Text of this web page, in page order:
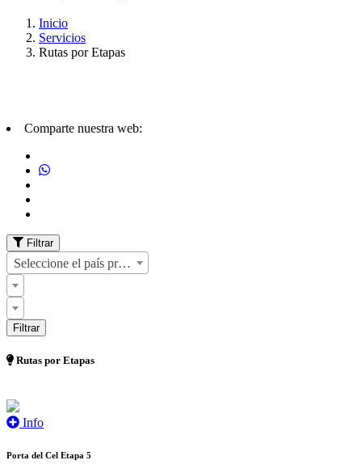
Inicio
Servicios
Rutas por Etapas
Comparte nuestra web:
Filtrar
Seleccione el país primero
Rutas por Etapas
Info
Porta del Cel Etapa 5